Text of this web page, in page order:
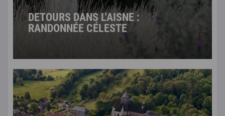
DETOURS DANS L'AISNE :
RANDONNÉE CÉLESTE